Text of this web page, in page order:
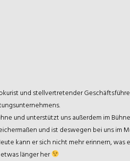
und stellvertretender
und unterstützt uns außerdem im
und ist deswegen bei uns im
kann er sich nicht mehr erinnern, was
länger her